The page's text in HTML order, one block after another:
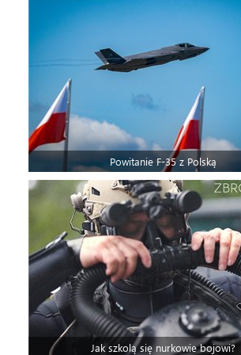
Powitanie F-35 z Polską
Jak szkolą się nurkowie bojowi?